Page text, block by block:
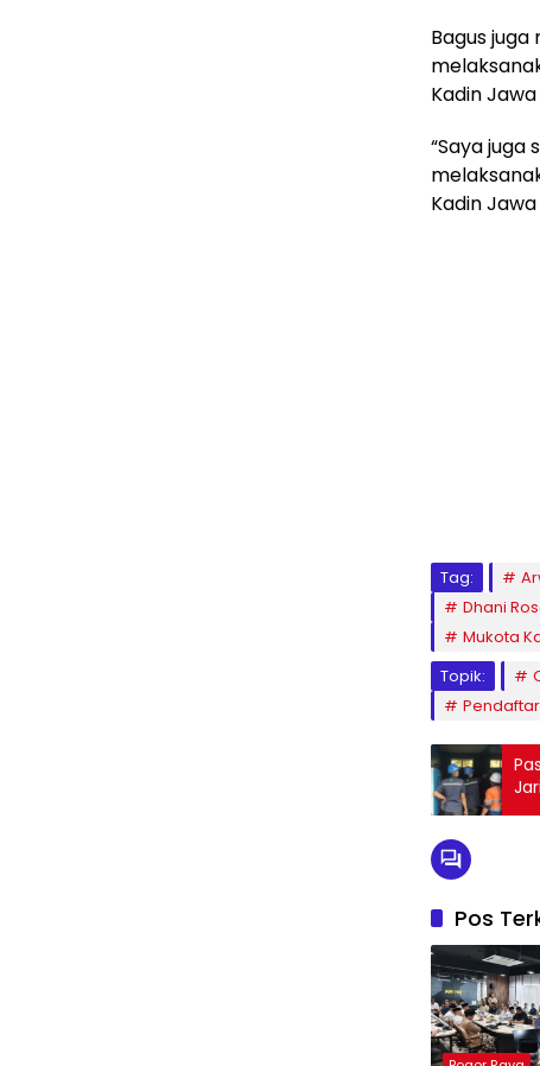
Bagus
Kadin
“Saya juga
Kadin
Tag:
Dhani
Mukota
Topik:
Pos